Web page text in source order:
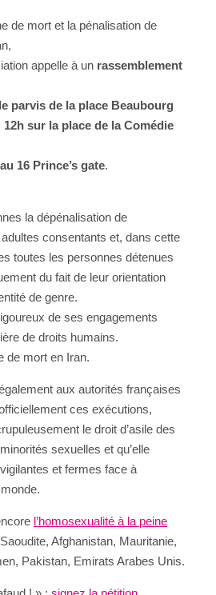
de mort et la pénalisation de
appelle à un rassemblement
parvis de la place Beaubourg
sur la place de la Comédie
16 Prince’s gate.
la dépénalisation de
adultes consentants et, dans cette
toutes les personnes détenues
du fait de leur orientation
de genre.
de ses engagements
de droits humains.
de mort en Iran.
aux autorités françaises
ces exécutions,
le droit d’asile des
sexuelles et qu’elle
et fermes face à
l’homosexualité à la peine
Afghanistan, Mauritanie,
Pakistan, Emirats Arabes Unis.